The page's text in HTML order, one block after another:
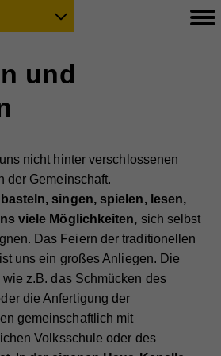
und
nicht hinter verschlossenen
der Gemeinschaft.
singen, spielen, lesen,
viele Möglichkeiten, sich selbst
Das Feiern der traditionellen
uns ein großes Anliegen. Die
z.B. das Schmücken des
die Anfertigung der
gemeinschaftlich mit
Volksschule oder des